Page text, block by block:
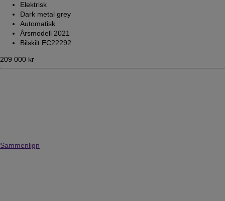
Elektrisk
Dark metal grey
Automatisk
Årsmodell 2021
Bilskilt EC22292
209 000 kr
Sammenlign